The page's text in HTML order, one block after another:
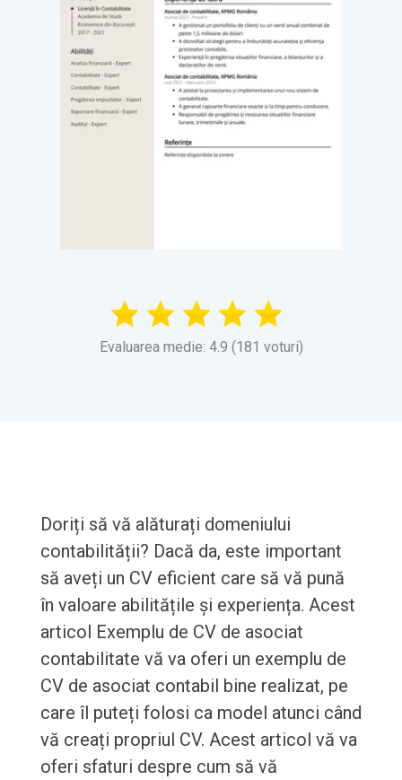
Evaluarea medie: 4.9 (181 voturi)
Doriți să vă alăturați domeniului
contabilității? Dacă da, este important
să aveți un CV eficient care să vă pună
în valoare abilitățile și experiența. Acest
articol Exemplu de CV de asociat
contabilitate vă va oferi un exemplu de
CV de asociat contabil bine realizat, pe
care îl puteți folosi ca model atunci când
vă creați propriul CV. Acest articol vă va
oferi sfaturi despre cum să vă